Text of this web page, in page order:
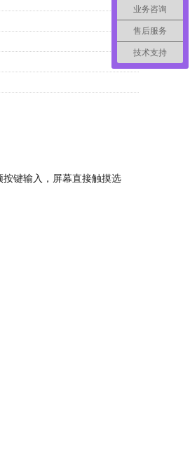
键输入，屏幕直接触摸选
业务咨询
售后服务
技术支持